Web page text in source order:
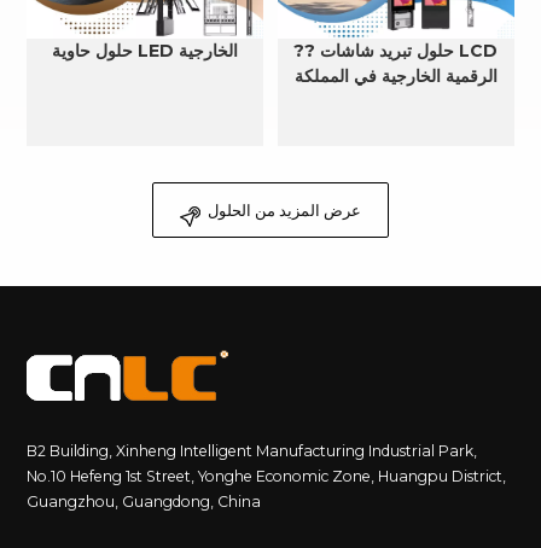
حلول حاوية LED الخارجية
?? حلول تبريد شاشات LCD
الرقمية الخارجية في المملكة
عرض المزيد من الحلول
B2 Building, Xinheng Intelligent Manufacturing Industrial Park,
No.10 Hefeng 1st Street, Yonghe Economic Zone, Huangpu District,
Guangzhou, Guangdong, China